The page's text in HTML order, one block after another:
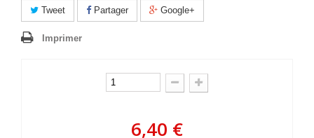
Tweet Partager Google+
Imprimer
6,40 €